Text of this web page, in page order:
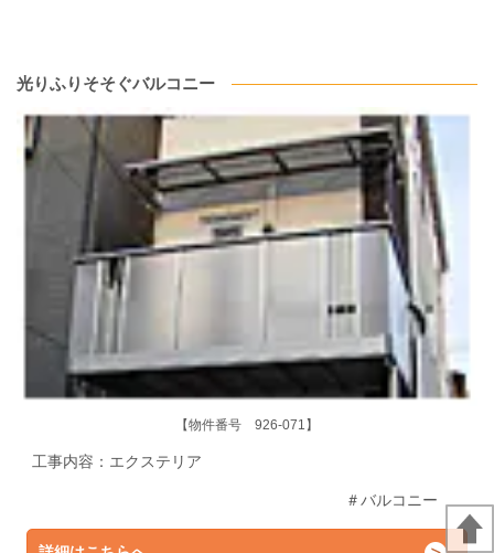
光りふりそそぐバルコニー
【物件番号 926-071】
工事内容：エクステリア
＃バルコニー